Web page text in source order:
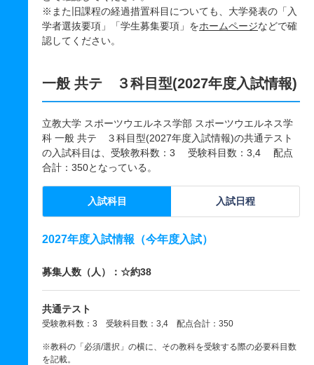
※また旧課程の経過措置科目についても、大学発表の「入
学者選抜要項」「学生募集要項」をホームページなどで確
認してください。
一般 共テ ３科目型(2027年度入試情報)
立教大学 スポーツウエルネス学部 スポーツウエルネス学
科 一般 共テ ３科目型(2027年度入試情報)の共通テスト
の入試科目は、受験教科数：3 受験科目数：3,4 配点
合計：350となっている。
入試科目 入試日程
2027年度入試情報（今年度入試）
募集人数（人）：☆約38
共通テスト
受験教科数：3 受験科目数：3,4 配点合計：350
※教科の「必須/選択」の横に、その教科を受験する際の必要科目数
を記載。